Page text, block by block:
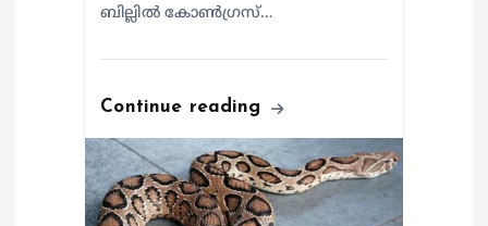
ബില്ലിൽ കോൺഗ്രസ്…
Continue reading